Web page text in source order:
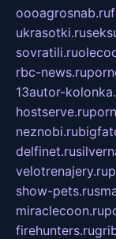
oooagrosnab.ru
ukrasotki.ru
sovratili.ru
rbc-news.ru
13autor-
hostserve.ru
neznobi.ru
delfinet.ru
velotrenajery.ru
show-pets.ru
miraclecoon.ru
firehunters.ru